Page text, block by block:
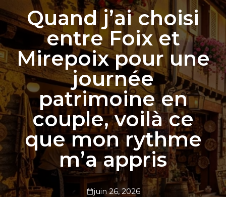
Quand j’ai choisi
entre Foix et
Mirepoix pour une
journée
patrimoine en
couple, voilà ce
que mon rythme
m’a appris
juin 26, 2026